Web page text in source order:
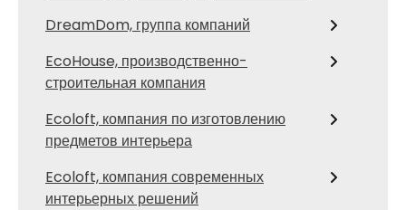
DreamDom, группа компаний
EcoHouse, производственно-
строительная компания
Ecoloft, компания по изготовлению
предметов интерьера
Ecoloft, компания современных
интерьерных решений